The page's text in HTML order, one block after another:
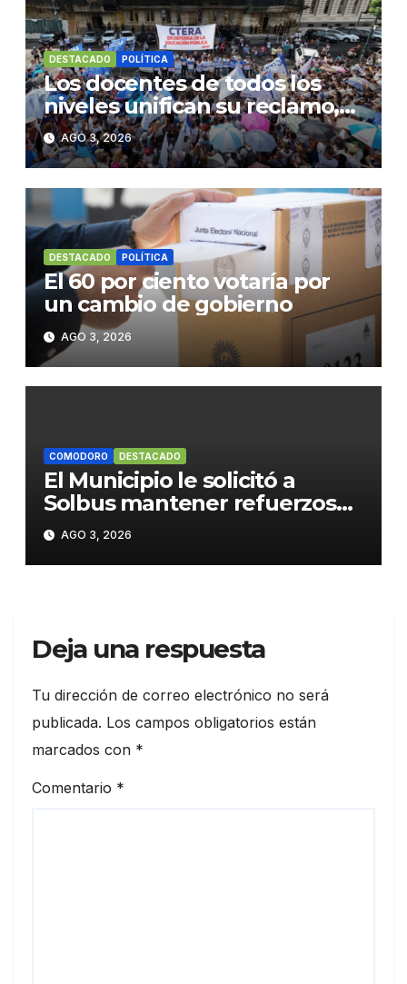
DESTACADO POLÍTICA
Los docentes de todos los
niveles unifican su reclamo,
paran y se movilizan
AGO 3, 2026
DESTACADO POLÍTICA
El 60 por ciento votaría por
un cambio de gobierno
AGO 3, 2026
COMODORO DESTACADO
El Municipio le solicitó a
Solbus mantener refuerzos
escolares y servicios
habituales
AGO 3, 2026
Deja una respuesta
Tu dirección de correo electrónico no será
publicada. Los campos obligatorios están
marcados con *
Comentario *